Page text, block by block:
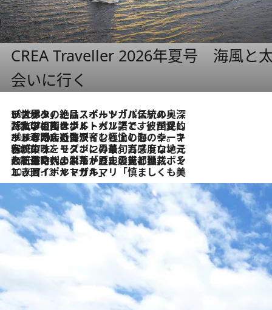
CREA Traveller 2026年夏号 海風と
会いに行く
2026.8.8
リスボンの絶品スイーツ「パステル・デ・ナタ」とは？ポルトガル伝統の奥深い世界へ
2026.7.27
「私の祖国はポルトガル語です」国民的詩人フェルナンド・ペソアと、彼が愛した文学の街を歩く
2026.7.26
ポルトガル近海が育む極上の海の幸。キリリと冷えた白ワインと愉しむ、シーフード専門店の贅沢
2026.7.22
伝統の味をモダンに昇華。高感度な地元客が集う、リスボンの最旬ガストロノミー
2026.7.21
大航海時代の栄華から、震災、独裁、そして革命へ。ポルトガル・首都リスボンの石畳に刻まれた「歴史の光と影」
2026.7.13
エッセイ・ヤマザキマリ「慎ましくも美しき国 ポルトガル」